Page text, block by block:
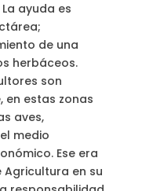
ayuda es
de una
herbáceos.
son
en estas zonas
aves,
medio
Ese era
en su